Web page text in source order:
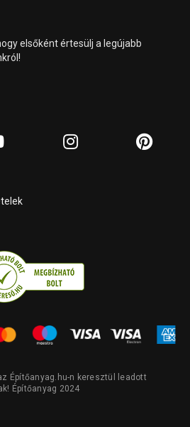
elsőként értesülj a legújabb
Építőanyag.hu-n keresztül leadott
Építőanyag 2024